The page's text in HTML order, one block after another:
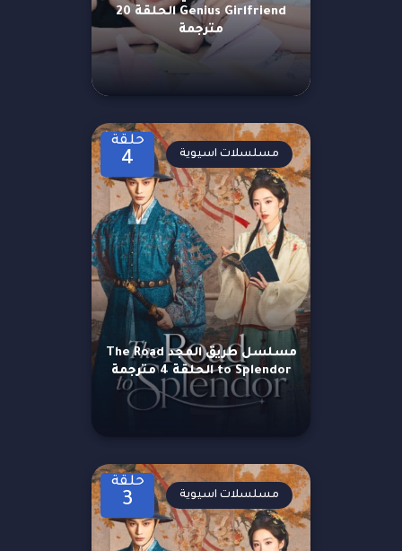
Genius Girlfriend الحلقة 20
مترجمة
حلقة
4
مسلسل طريق المجد The Road
to Splendor الحلقة 4 مترجمة
مسلسلات اسيوية
حلقة
3 مسلسلات اسيوية